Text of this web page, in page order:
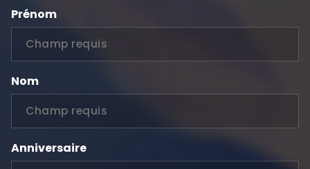
Prénom
Nom
Anniversaire